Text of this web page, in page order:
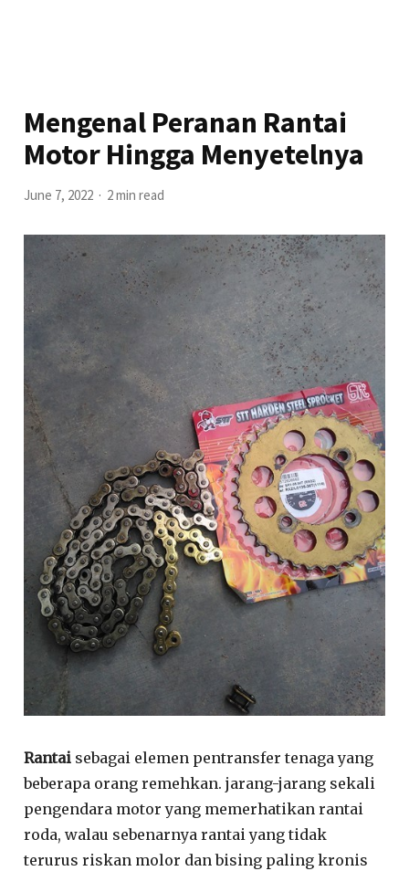
Mengenal Peranan Rantai
Motor Hingga Menyetelnya
June 7, 2022 2 min read
Rantai sebagai elemen pentransfer tenaga yang
beberapa orang remehkan. jarang-jarang sekali
pengendara motor yang memerhatikan rantai
roda, walau sebenarnya rantai yang tidak
terurus riskan molor dan bising paling kronis